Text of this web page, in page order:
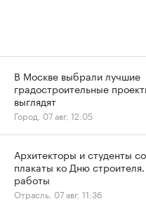
В Москве выбрали лучшие
градостроительные
выглядят
Город, 07 авг, 12:05
Архитекторы и студенты
плакаты ко Дню
работы
Отрасль, 07 авг, 11:36